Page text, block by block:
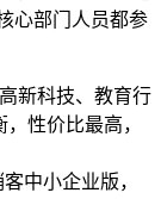
心部门人员都参
新科技、教育行
性价比最高，
中小企业版，